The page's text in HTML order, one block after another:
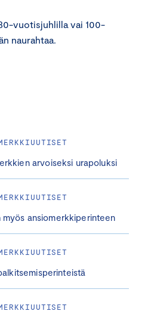
arvoiseksi urapoluksi
ansiomerkkiperinteen
vuotisjuhlilla vai 100-
naurahtaa.